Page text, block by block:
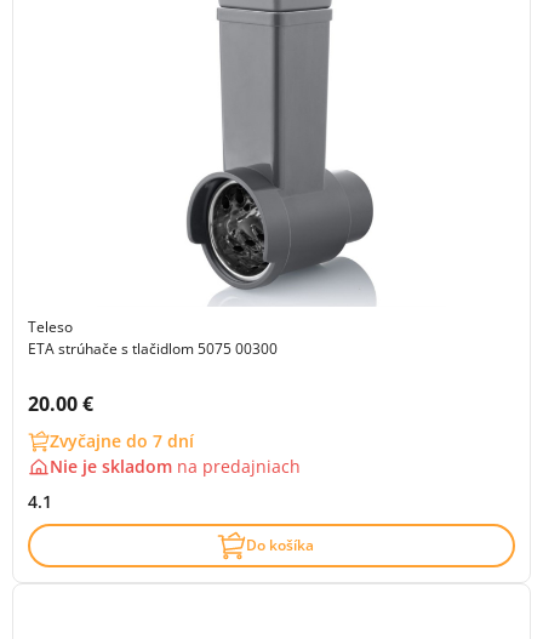
Teleso
ETA strúhače s tlačidlom 5075 00300
Cena s DPH:
20.00 €
Zvyčajne do 7 dní
Nie je skladom na predajniach
4.1
Do košíka